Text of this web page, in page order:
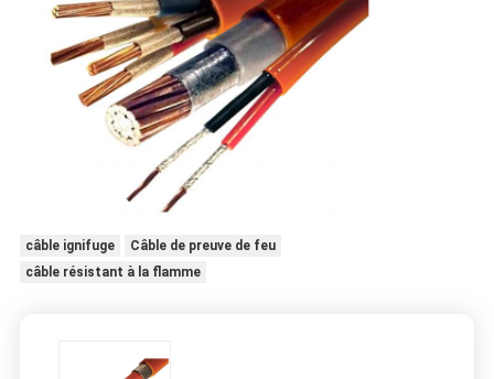
câble ignifuge
Câble de preuve de feu
câble résistant à la flamme